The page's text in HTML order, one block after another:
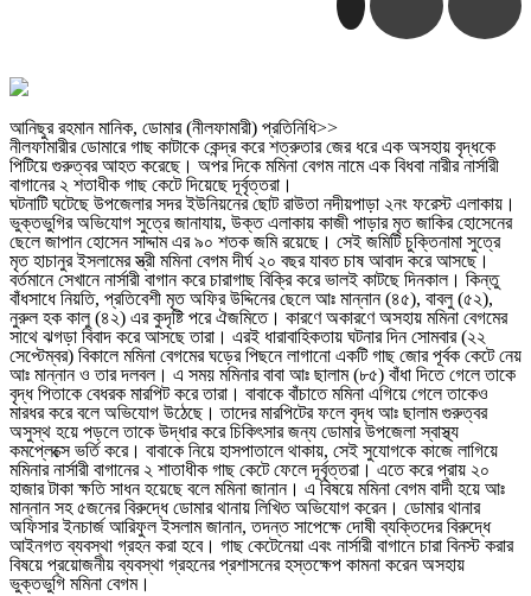
আনিছুর রহমান মানিক, ডোমার (নীলফামারী) প্রতিনিধি>>
নীলফামারীর ডোমারে গাছ কাটাকে কেন্দ্র করে শত্রুতার জের ধরে এক অসহায় বৃদ্ধকে
পিটিয়ে গুরুত্বর আহত করেছে। অপর দিকে মমিনা বেগম নামে এক বিধবা নারীর নার্সারী
বাগানের ২ শতাধীক গাছ কেটে দিয়েছে দূর্বৃত্তরা।
ঘটনাটি ঘটেছে উপজেলার সদর ইউনিয়নের ছোট রাউতা নদীয়পাড়া ২নং ফরেস্ট এলাকায়।
ভুক্তভুগির অভিযোগ সুত্রে জানাযায়, উক্ত এলাকায় কাজী পাড়ার মৃত জাকির হোসেনের
ছেলে জাপান হোসেন সাদ্দাম এর ৯০ শতক জমি রয়েছে। সেই জমিটি চুক্তিনামা সুত্রে
মৃত হাচানুর ইসলামের স্ত্রী মমিনা বেগম দীর্ঘ ২০ বছর যাবত চাষ আবাদ করে আসছে।
বর্তমানে সেখানে নার্সারী বাগান করে চারাগাছ বিক্রি করে ভালই কাটছে দিনকাল। কিন্তু
বাঁধসাধে নিয়তি, প্রতিবেশী মৃত অফির উদ্দিনের ছেলে আঃ মান্নান (৪৫), বাবলু (৫২),
নুরুল হক কালু (৪২) এর কুদৃষ্টি পরে ঐজমিতে। কারণে অকারণে অসহায় মমিনা বেগমের
সাথে ঝগড়া বিবাদ করে আসছে তারা। এরই ধারাবাহিকতায় ঘটনার দিন সোমবার (২২
সেপ্টেম্বর) বিকালে মমিনা বেগমের ঘড়ের পিছনে লাগানো একটি গাছ জোর পূর্বক কেটে নেয়
আঃ মান্নান ও তার দলবল। এ সময় মমিনার বাবা আঃ ছালাম (৮৫) বাঁধা দিতে গেলে তাকে
বৃদ্ধ পিতাকে বেধরক মারপিট করে তারা। বাবাকে বাঁচাতে মমিনা এগিয়ে গেলে তাকেও
মারধর করে বলে অভিযোগ উঠেছে। তাদের মারপিটের ফলে বৃদ্ধ আঃ ছালাম গুরুত্বর
অসুস্থ হয়ে পড়লে তাকে উদ্ধার করে চিকিৎসার জন্য ডোমার উপজেলা স্বাস্থ্য
কমপ্লেক্সে ভর্তি করে। বাবাকে নিয়ে হাসপাতালে থাকায়, সেই সুযোগকে কাজে লাগিয়ে
মমিনার নার্সারী বাগানের ২ শাতাধীক গাছ কেটে ফেলে দূর্বৃত্তরা। এতে করে প্রায় ২০
হাজার টাকা ক্ষতি সাধন হয়েছে বলে মমিনা জানান। এ বিষয়ে মমিনা বেগম বাদী হয়ে আঃ
মান্নান সহ ৫জনের বিরুদ্ধে ডোমার থানায় লিখিত অভিযোগ করেন। ডোমার থানার
অফিসার ইনচার্জ আরিফুল ইসলাম জানান, তদন্ত সাপেক্ষে দোষী ব্যক্তিদের বিরুদ্ধে
আইনগত ব্যবস্থা গ্রহন করা হবে। গাছ কেটেনেয়া এবং নার্সারী বাগানে চারা বিনস্ট করার
বিষয়ে প্রয়োজনীয় ব্যবস্থা গ্রহনের প্রশাসনের হস্তক্ষেপ কামনা করেন অসহায়
ভুক্তভুগি মমিনা বেগম।